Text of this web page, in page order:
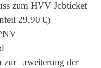
zum HVV Jobticket
29,90 €)
zur Erweiterung der